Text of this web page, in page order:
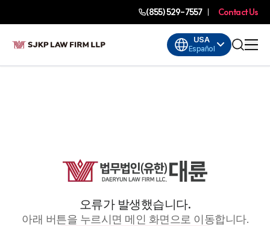
(855) 529-7557 Contact Us
USA
Español
오류가 발생했습니다.
아래 버튼을 누르시면 메인 화면으로 이동합니다.